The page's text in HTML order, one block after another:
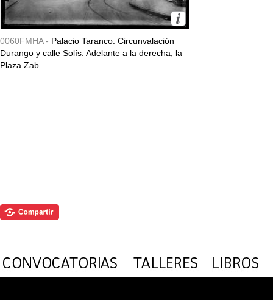
0060FMHA - Palacio Taranco. Circunvalación
Durango y calle Solís. Adelante a la derecha, la
Plaza Zab...